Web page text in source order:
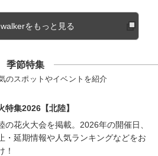
をもっと見る
季節特集
のスポットやイベントを紹介
特集2026【北陸】
の花火大会を掲載。2026年の開催日、
・延期情報や人気ランキングなどをお
！